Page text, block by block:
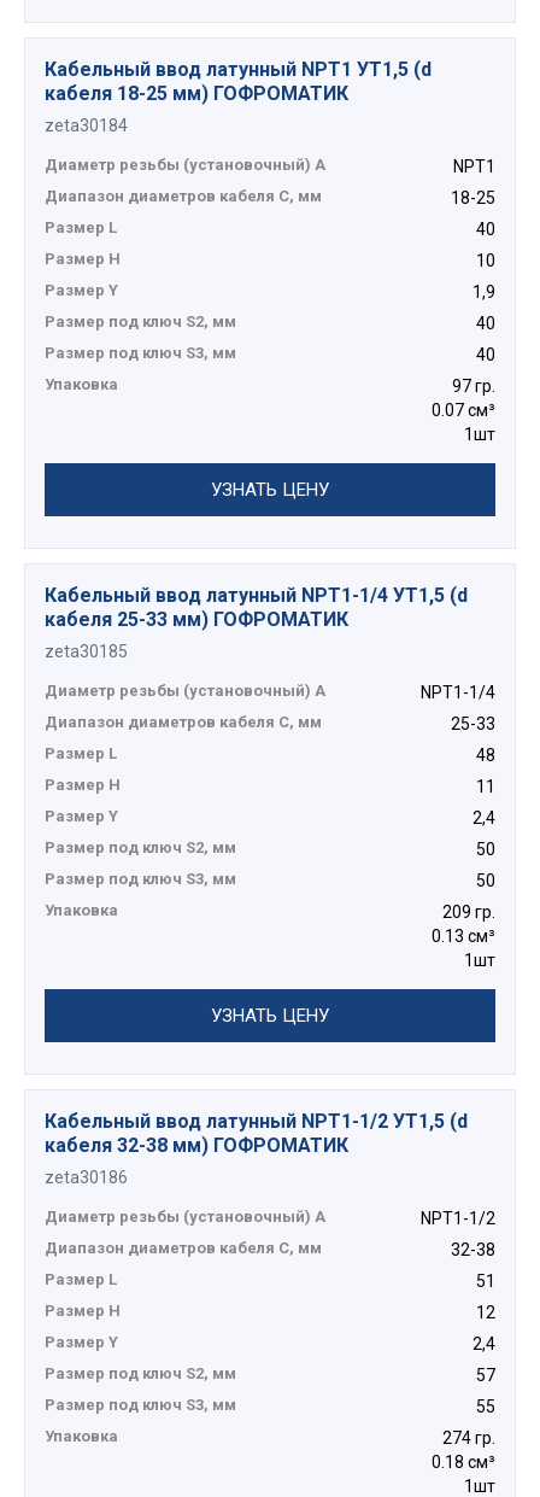
Кабельный ввод латунный NPT1 УТ1,5 (d
кабеля 18-25 мм) ГОФРОМАТИК
zeta30184
Диаметр резьбы (установочный) А NPT1
Диапазон диаметров кабеля C, мм 18-25
Размер L 40
Размер H 10
Размер Y 1,9
Размер под ключ S2, мм 40
Размер под ключ S3, мм 40
Упаковка
97 гр.
0.07 см³
1шт
УЗНАТЬ ЦЕНУ
Кабельный ввод латунный NPT1-1/4 УТ1,5 (d
кабеля 25-33 мм) ГОФРОМАТИК
zeta30185
Диаметр резьбы (установочный) А NPT1-1/4
Диапазон диаметров кабеля C, мм 25-33
Размер L 48
Размер H 11
Размер Y 2,4
Размер под ключ S2, мм 50
Размер под ключ S3, мм 50
Упаковка
209 гр.
0.13 см³
1шт
УЗНАТЬ ЦЕНУ
Кабельный ввод латунный NPT1-1/2 УТ1,5 (d
кабеля 32-38 мм) ГОФРОМАТИК
zeta30186
Диаметр резьбы (установочный) А NPT1-1/2
Диапазон диаметров кабеля C, мм 32-38
Размер L 51
Размер H 12
Размер Y 2,4
Размер под ключ S2, мм 57
Размер под ключ S3, мм 55
Упаковка
274 гр.
0.18 см³
1шт